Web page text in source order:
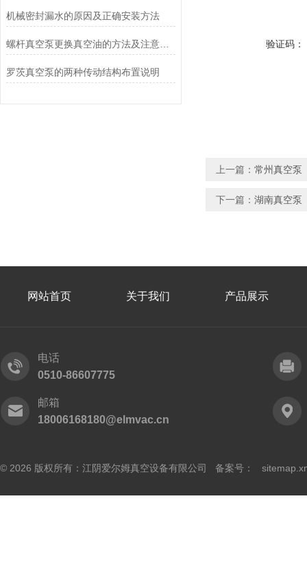
机械密封漏水的原因及正确安装方法
螺杆真空泵更换真空油的方法及注意事项讲解
罗茨真空泵的两种传动结构布置说明
验证码：
上一篇： 常州真空泵
下一篇： 湖南真空泵
网站首页 关于我们 产品展示
电话
0510-86607775
邮箱
18006168180@elmvac.cn
© 2026 版权所有：江阴爱尔姆真空设备有限公司 备案号：